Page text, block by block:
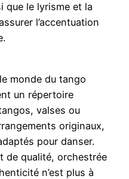
que le lyrisme et la
l’accentuation
monde du tango
un répertoire
valses ou
originaux,
pour danser.
de qualité, orchestrée
n’est plus à